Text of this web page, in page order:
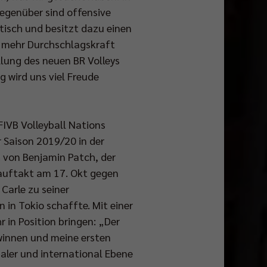
sind offensive
und besitzt dazu einen
Durchschlagskraft
des neuen BR Volleys
wird uns viel Freude
Volleyball Nations
2019/20 in der
Benjamin Patch, der
am 17. Okt gegen
zu seiner
in Tokio schaffte. Mit einer
in Position bringen: „Der
und meine ersten
und international Ebene